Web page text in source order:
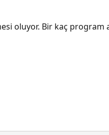
oluyor. Bir kaç